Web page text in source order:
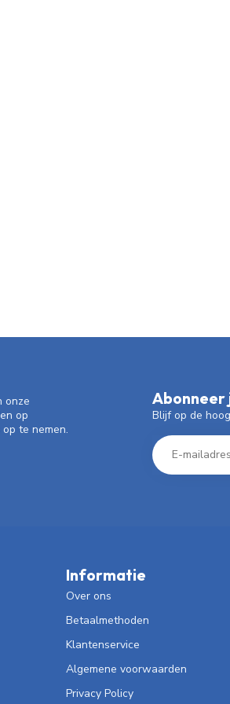
onze
op
te nemen.
Abonneer
Blijf op de
Informatie
Over ons
Betaalmethoden
Klantenservice
Algemene voorwaarden
Privacy Policy